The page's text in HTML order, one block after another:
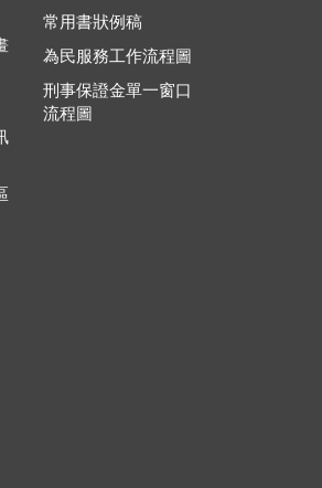
常用書狀例稿
為民服務工作流程圖
刑事保證金單一窗口
流程圖